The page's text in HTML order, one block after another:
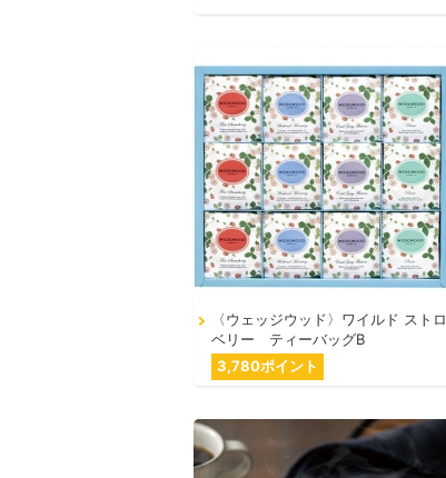
〈ウェッジウッド〉ワイルド ストロ
ベリー ティーバッグB
3,780ポイント